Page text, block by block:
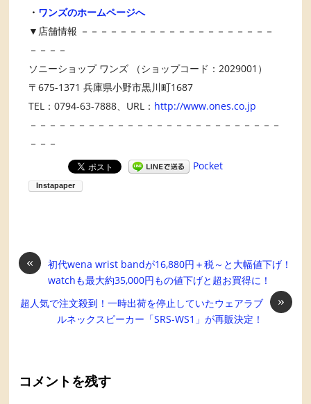
・ ワンズのホームページへ
▼店舗情報 －－－－－－－－－－－－－－－－－－－－
－－－－
ソニーショップ ワンズ （ショップコード：2029001）
〒675-1371 兵庫県小野市黒川町1687
TEL：0794-63-7888、URL： http://www.ones.co.jp
－－－－－－－－－－－－－－－－－－－－－－－－－－
－－－
Pocket
«
初代wena wrist bandが16,880円＋税～と大幅値下げ！
watchも最大約35,000円もの値下げと超お買得に！
»
超人気で注文殺到！一時出荷を停止していたウェアラブ
ルネックスピーカー「SRS-WS1」が再販決定！
コメントを残す